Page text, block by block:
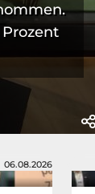
06.08.2026